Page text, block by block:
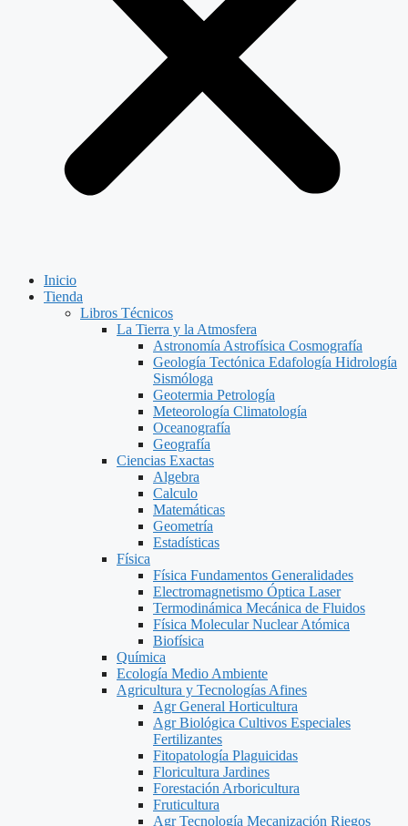
Inicio
Tienda
Libros Técnicos
La Tierra y la Atmosfera
Astronomía Astrofísica Cosmografía
Geología Tectónica Edafología Hidrología
Sismóloga
Geotermia Petrología
Meteorología Climatología
Oceanografía
Geografía
Ciencias Exactas
Algebra
Calculo
Matemáticas
Geometría
Estadísticas
Física
Física Fundamentos Generalidades
Electromagnetismo Óptica Laser
Termodinámica Mecánica de Fluidos
Física Molecular Nuclear Atómica
Biofísica
Química
Ecología Medio Ambiente
Agricultura y Tecnologías Afines
Agr General Horticultura
Agr Biológica Cultivos Especiales
Fertilizantes
Fitopatología Plaguicidas
Floricultura Jardines
Forestación Arboricultura
Fruticultura
Agr Tecnología Mecanización Riegos